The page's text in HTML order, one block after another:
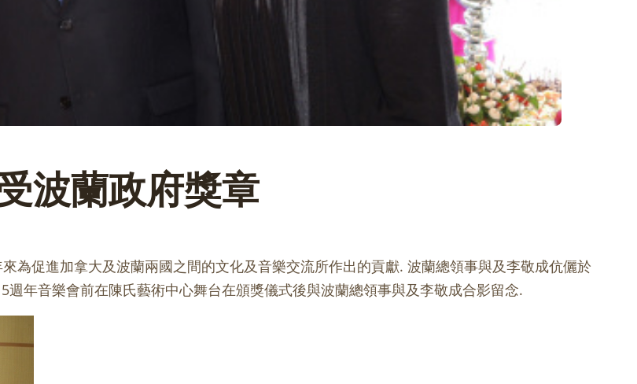
波蘭政府獎章
為促進加拿大及波蘭兩國之間的文化及音樂交流所作出的貢獻. 波蘭總領事與及李敬成伉儷於
年音樂會前在陳氏藝術中心舞台在頒獎儀式後與波蘭總領事與及李敬成合影留念.